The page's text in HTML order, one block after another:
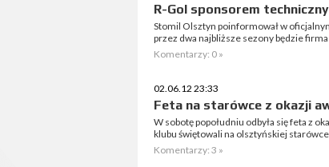
R-Gol sponsorem
Stomil Olsztyn poinformował w
przez dwa najbliższe sezony będzie firma
Komentarzy: 0 »
02.06.12 23:33
Feta na starówce z okazji
W sobotę popołudniu odbyła się feta z
klubu świętowali na olsztyńskiej
Komentarzy: 3 »